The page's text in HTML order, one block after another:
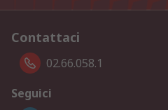
Contattaci
02.66.058.1
Seguici